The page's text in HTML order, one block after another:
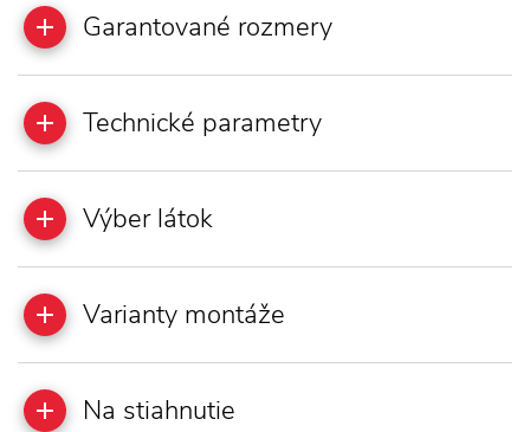
Garantované rozmery
Technické parametry
Výber látok
Varianty montáže
Na stiahnutie